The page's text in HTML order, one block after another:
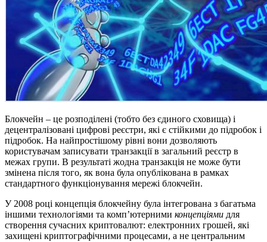
Блокчейн – це розподілені (тобто без єдиного сховища) і
децентралізовані цифрові реєстри, які є стійкими до підробок і
підробок. На найпростішому рівні вони дозволяють
користувачам записувати транзакції в загальний реєстр в
межах групи. В результаті жодна транзакція не може бути
змінена після того, як вона була опублікована в рамках
стандартного функціонування мережі блокчейн.
У 2008 році концепція блокчейну була інтегрована з багатьма
іншими технологіями та комп’ютерними концепціями для
створення сучасних криптовалют: електронних грошей, які
захищені криптографічними процесами, а не центральним